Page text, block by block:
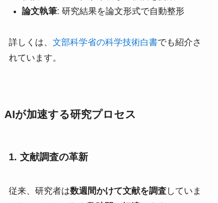
論文執筆: 研究結果を論文形式で自動整形
詳しくは、 文部科学省の科学技術白書でも紹介さ
れています。
AIが加速する研究プロセス
1. 文献調査の革新
従来、研究者は数週間かけて文献を調査していま